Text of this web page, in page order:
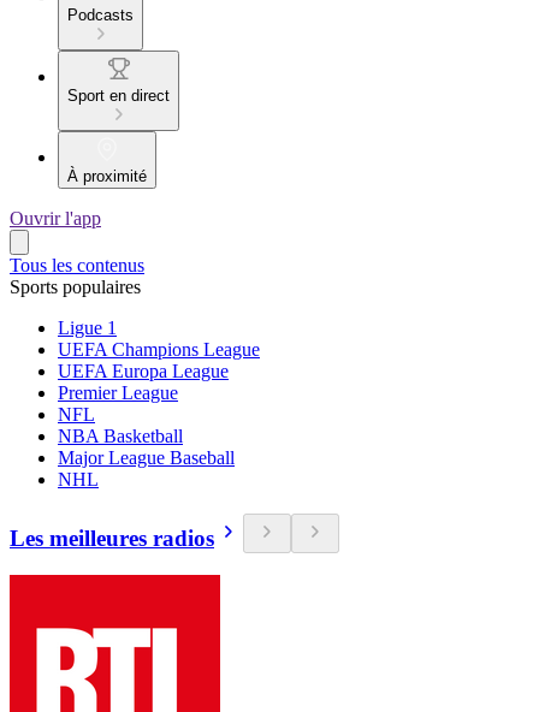
Podcasts
Sport en direct
À proximité
Ouvrir l'app
Tous les contenus
Sports populaires
Ligue 1
UEFA Champions League
UEFA Europa League
Premier League
NFL
NBA Basketball
Major League Baseball
NHL
Les meilleures radios